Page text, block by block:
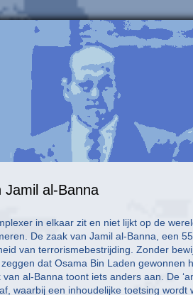
al-Banna
in elkaar zit en niet lijkt op de
De zaak van Jamil al-Banna, een
van terrorismebestrijding. Zonder
dat Osama Bin Laden gewonnen
al-Banna toont iets anders aan. De
waarbij een inhoudelijke toetsing wordt